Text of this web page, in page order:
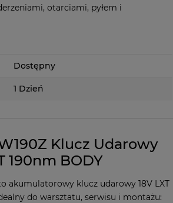
otarciami, pyłem i
Dostępny
1 Dzień
Klucz Udarowy
190nm BODY
akumulatorowy klucz udarowy 18V LXT
do warsztatu, serwisu i montażu: